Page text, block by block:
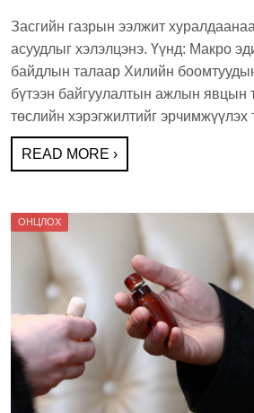
c
e
b
o
o
tt
er
t
ar
e
Засгийн газрын ээлжит
асуудлыг хэлэлцэнэ. Үүнд: Макро
байдлын талаар Хилийн
бүтээн байгуулалтын ажлын явцын
төслийн хэрэгжилтийг эрчимжүүлэх
READ MORE ›
ОНЦЛОХ